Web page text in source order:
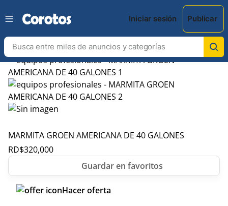
Iniciar sesión Publicar
MARMITA GROEN AMERICANA DE 40 GALONES
RD$320,000
Hacer oferta